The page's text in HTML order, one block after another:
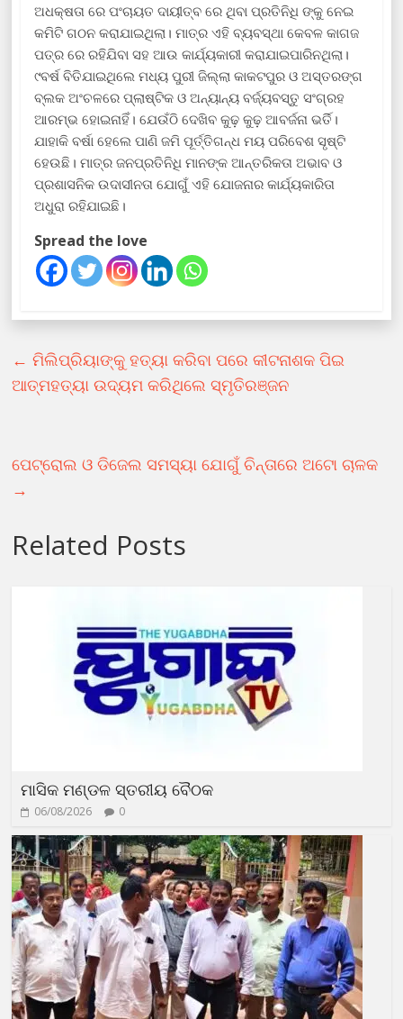
ଅଧକ୍ଷତା ରେ ପଂଚାୟତ ଦାୟୀତ୍ବ ରେ ଥିବା ପ୍ରତିନିଧି ଙ୍କୁ ନେଇ
କମିଟି ଗଠନ କରାଯାଇଥିଲା। ମାତ୍ର ଏହି ବ୍ୟବସ୍ଥା କେବଳ କାଗଜ
ପତ୍ର ରେ ରହିଯିବା ସହ ଆଉ କାର୍ଯ୍ୟକାରୀ କରାଯାଇପାରିନଥିଲା।
୯ବର୍ଷ ବିତିଯାଇଥିଲେ ମଧ୍ୟ ପୁରୀ ଜିଲ୍ଲା କାକଟପୁର ଓ ଅସ୍ତରଙ୍ଗ
ବ୍ଲକ ଅଂଚଳରେ ପ୍ଲାଷ୍ଟିକ ଓ ଅନ୍ୟାନ୍ୟ ବର୍ଜ୍ୟବସ୍ତୁ ସଂଗ୍ରହ
ଆରମ୍ଭ ହୋଇନାହିଁ। ଯେଉଁଠି ଦେଖିବ କୁଢ଼ କୁଢ଼ ଆବର୍ଜନା ଭର୍ତି।
ଯାହାକି ବର୍ଷା ହେଲେ ପାଣି ଜମି ପୂର୍ତ୍ତିଗନ୍ଧ ମୟ ପରିବେଶ ସୃଷ୍ଟି
ହେଉଛି। ମାତ୍ର ଜନପ୍ରତିନିଧି ମାନଙ୍କ ଆନ୍ତରିକତା ଅଭାବ ଓ
ପ୍ରଶାସନିକ ଉଦାସୀନତା ଯୋଗୁଁ ଏହି ଯୋଜନାର କାର୍ଯ୍ୟକାରିତା
ଅଧୁରା ରହିଯାଇଛି।
Spread the love
← ମିଲିପ୍ରିୟାଙ୍କୁ ହତ୍ୟା କରିବା ପରେ କୀଟନାଶକ ପିଇ
ଆତ୍ମହତ୍ୟା ଉଦ୍ୟମ କରିଥିଲେ ସ୍ମୃତିରଞ୍ଜନ
ପେଟ୍ରୋଲ ଓ ଡିଜେଲ ସମସ୍ୟା ଯୋଗୁଁ ଚିନ୍ତାରେ ଅଟୋ ଚାଳକ
→
Related Posts
ମାସିକ ମଣ୍ଡଳ ସ୍ତରୀୟ ବୈଠକ
06/08/2026 0